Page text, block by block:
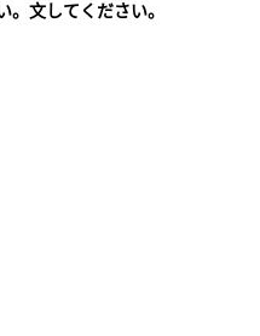
文してください。